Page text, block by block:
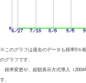
※このグラフは過去のデータも税率5％
のグラフです。
税率変更や、総額表示方式導入（2004
す。